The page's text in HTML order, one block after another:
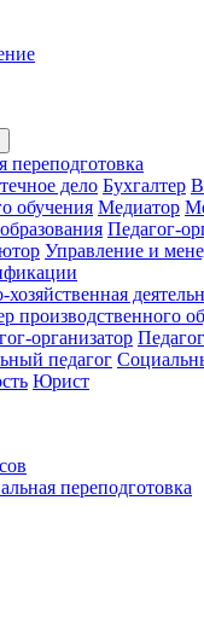
переподготовка
дело Бухгалтер
обучения Медиатор
Педагог-
Управление и
производственного
организатор
педагог
Юрист
переподготовка